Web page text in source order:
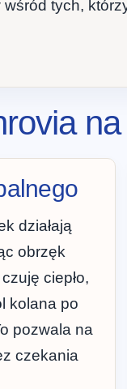
tych,
działają
obrzęk
ciepło,
kolana po
pozwala na
czekania